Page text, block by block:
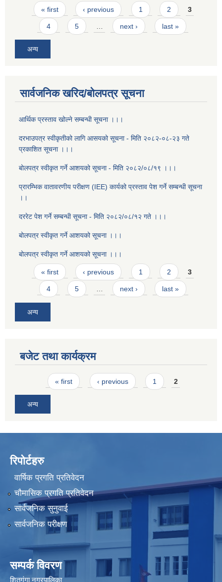
Pages
« first ‹ previous 1 2 3
4 5 next › last »
अन्य
सार्वजनिक खरिद/बोलपत्र सूचना
आर्थिक प्रस्ताव खोल्ने सम्बन्धी सूचना ।।।
दरभाउपत्र स्वीकृतीको लागि आसयको सूचना - मिति २०८२-०८-२३ गते
प्रकाशित सूचना ।।।
बोलपत्र स्वीकृत गर्ने आशयको सूचना - मिति २०८२/०८/१९ ।।।
प्रारम्भिक वातावरणीय परीक्षण (IEE) कार्यको प्रस्ताव पेश गर्ने सम्बन्धी सूचना
।।
दररेट पेश गर्ने सम्बन्धी सूचना - मिति २०८२/०८/१२ गते ।।।
बोलपत्र स्वीकृत गर्ने आशयको सूचना ।।।
बोलपत्र स्वीकृत गर्ने आशयको सूचना ।।।
Pages
« first ‹ previous 1 2 3
4 5 … next › last »
अन्य
बजेट तथा कार्यक्रम
Pages« first ‹ previous 1 2
अन्य
रिपोर्टहरु
वार्षिक प्रगति प्रतिवेदन
चौमासिक प्रगति प्रतिवेदन
सार्वजनिक सुनुवाई
सार्वजनिक परीक्षण
सम्पर्क विवरण
शितगंगा नगरपालिका